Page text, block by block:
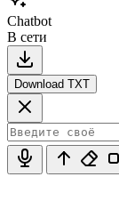
Chatbot
В сети
Download TXT